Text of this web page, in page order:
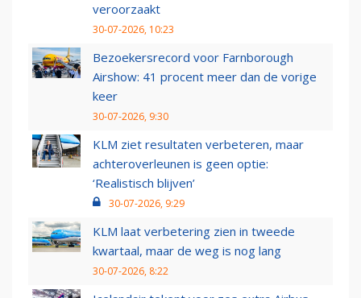
veroorzaakt
30-07-2026, 10:23
Bezoekersrecord voor Farnborough
Airshow: 41 procent meer dan de vorige
keer
30-07-2026, 9:30
KLM ziet resultaten verbeteren, maar
achteroverleunen is geen optie:
‘Realistisch blijven’
30-07-2026, 9:29
KLM laat verbetering zien in tweede
kwartaal, maar de weg is nog lang
30-07-2026, 8:22